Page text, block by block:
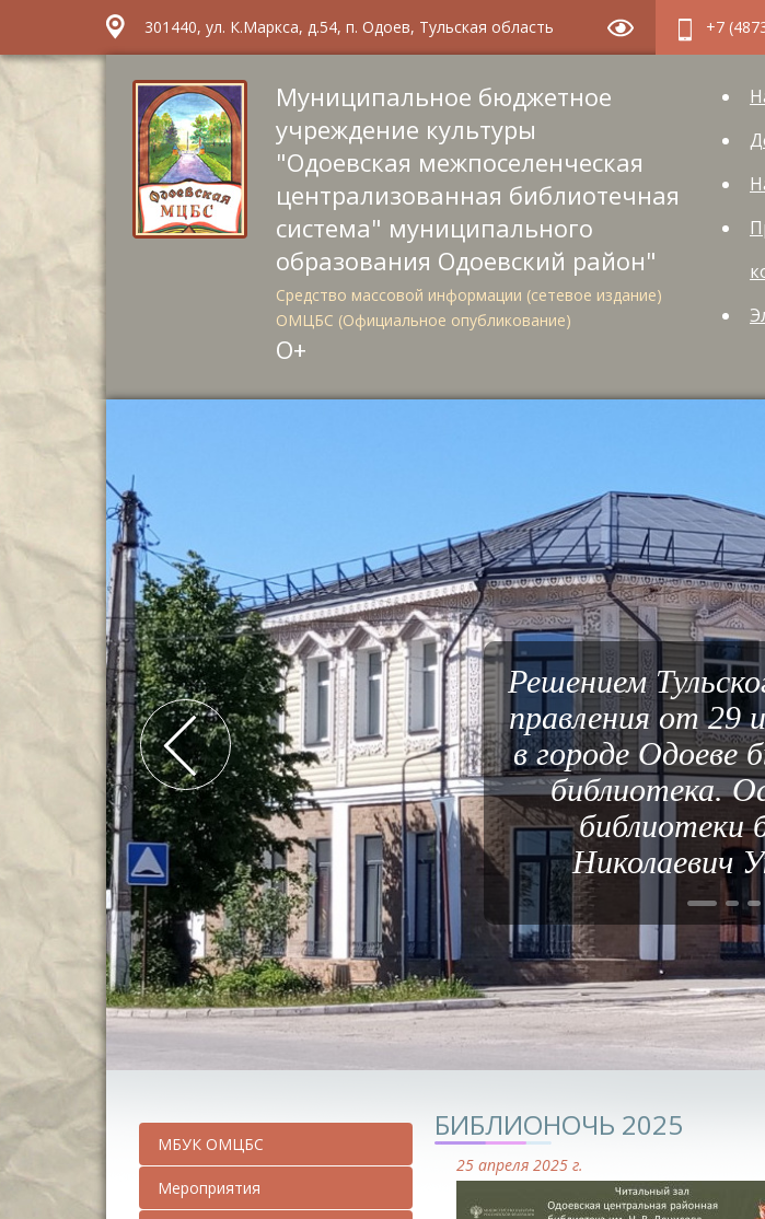
301440, ул. К.Маркса, д.54, п. Одоев, Тульская область +7
Муниципальное бюджетное
учреждение культуры
"Одоевская межпоселенческая
централизованная библиотечная
система" муниципального
образования Одоевский район"
Средство массовой информации (сетевое издание)
ОМЦБС (Официальное опубликование)
О+
Решением
правления от 29
в городе Одоеве
библиотека.
библиотеки
Николаевич
МБУК ОМЦБС
Мероприятия
БИБЛИОНОЧЬ 2025
25 апреля 2025 г.